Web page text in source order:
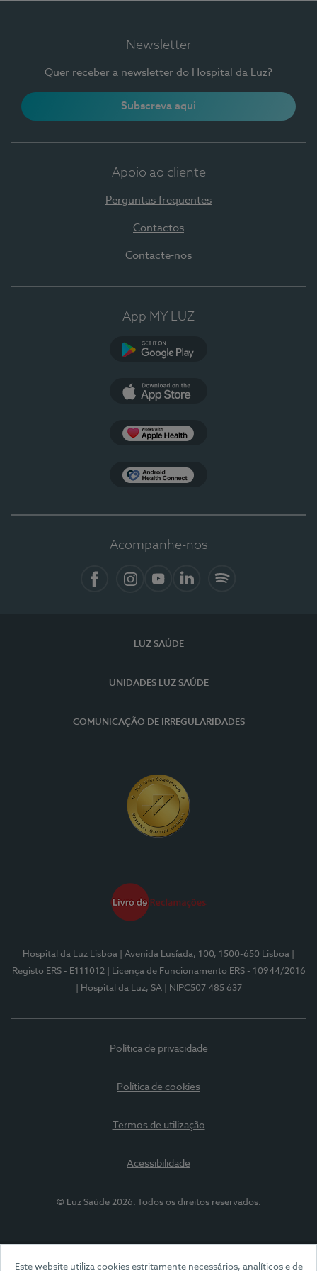
Este website utiliza cookies estritamente necessários, analíticos e de
Newsletter
Quer receber a newsletter do Hospital da Luz?
Subscreva aqui
Apoio ao cliente
Perguntas frequentes
Contactos
Contacte-nos
App MY LUZ
Acompanhe-nos
LUZ SAÚDE
UNIDADES LUZ SAÚDE
COMUNICAÇÃO DE IRREGULARIDADES
Hospital da Luz Lisboa | Avenida Lusíada, 100, 1500-650 Lisboa
Registo ERS - E111012
| Licença de Funcionamento ERS - 10944/2016
| Hospital da Luz, SA
| NIPC507 485 637
Política de privacidade
Política de cookies
Termos de utilização
Acessibilidade
© Luz Saúde 2026. Todos os direitos reservados.